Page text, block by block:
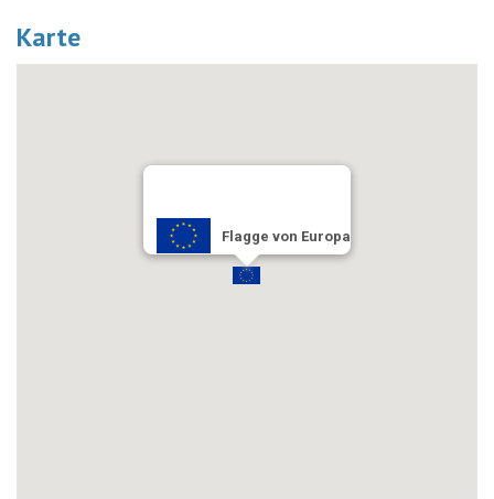
Karte
Flagge von Europa